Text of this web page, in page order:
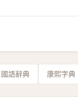
國語辭典 康熙字典